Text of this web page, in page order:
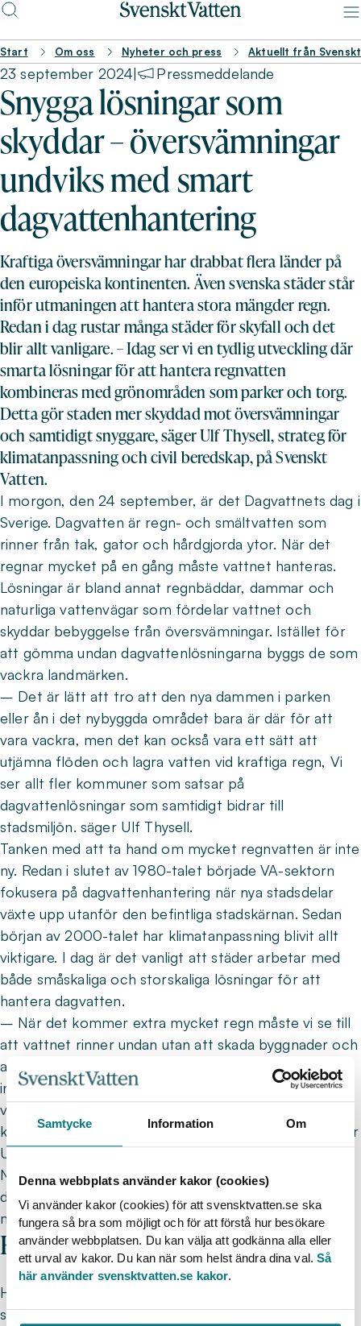
Samtycke Information Om
Denna webbplats använder kakor (cookies)
Vi använder kakor (cookies) för att svensktvatten.se ska
fungera så bra som möjligt och för att förstå hur besökare
använder webbplatsen. Du kan välja att godkänna alla eller
ett urval av kakor. Du kan när som helst ändra dina val.Så
här använder svensktvatten.se kakor.
Start Om oss Nyheter och press Aktuellt från
23 september 2024| Pressmeddelande
Snygga lösningar som
skyddar – översvämningar
undviks med smart
dagvattenhantering
Kraftiga översvämningar har drabbat flera länder på
den europeiska kontinenten. Även svenska städer står
inför utmaningen att hantera stora mängder regn.
Redan i dag rustar många städer för skyfall och det
blir allt vanligare. – Idag ser vi en tydlig utveckling där
smarta lösningar för att hantera regnvatten
kombineras med grönområden som parker och torg.
Detta gör staden mer skyddad mot översvämningar
och samtidigt snyggare, säger Ulf Thysell, strateg för
klimatanpassning och civil beredskap, på Svenskt
Vatten.
I morgon, den 24 september, är det Dagvattnets dag i
Sverige. Dagvatten är regn- och smältvatten som
rinner från tak, gator och hårdgjorda ytor. När det
regnar mycket på en gång måste vattnet hanteras.
Lösningar är bland annat regnbäddar, dammar och
naturliga vattenvägar som fördelar vattnet och
skyddar bebyggelse från översvämningar. Istället för
att gömma undan dagvattenlösningarna byggs de som
vackra landmärken.
– Det är lätt att tro att den nya dammen i parken
eller ån i det nybyggda området bara är där för att
vara vackra, men det kan också vara ett sätt att
utjämna flöden och lagra vatten vid kraftiga regn, Vi
ser allt fler kommuner som satsar på
dagvattenlösningar som samtidigt bidrar till
stadsmiljön. säger Ulf Thysell.
Tanken med att ta hand om mycket regnvatten är inte
ny. Redan i slutet av 1980-talet började VA-sektorn
fokusera på dagvattenhantering när nya stadsdelar
växte upp utanför den befintliga stadskärnan. Sedan
början av 2000-talet har klimatanpassning blivit allt
viktigare. I dag är det vanligt att städer arbetar med
både småskaliga och storskaliga lösningar för att
hantera dagvatten.
– När det kommer extra mycket regn måste vi se till
att vattnet rinner undan utan att skada byggnader och
annan infrastruktur. Det kan vi göra genom att bygga
in hinder för vattnet, till exempel en damm eller leda
vattnet ut genom en grönyta, så att inte allt vatten
kommer ned i dagvattenledningarna på en gång, säger
Ulf Thysell.
Nedan finns några exempel på smarta
dagvattenlösningar på olika ställen i landet. Det finns
många andra exempel i en kommun nära dig.
Hyllies stadsdelspark, Malmö
Hyllies stadsdelspark i Malmö är ett exempel på hur
smart dagvattenhantering kan implementeras på ett